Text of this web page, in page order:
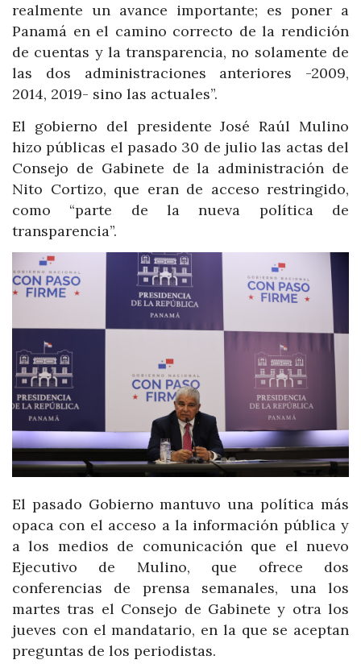
realmente un avance importante; es poner a
Panamá en el camino correcto de la rendición
de cuentas y la transparencia, no solamente de
las dos administraciones anteriores -2009,
2014, 2019- sino las actuales”.
El gobierno del presidente José Raúl Mulino
hizo públicas el pasado 30 de julio las actas del
Consejo de Gabinete de la administración de
Nito Cortizo, que eran de acceso restringido,
como “parte de la nueva política de
transparencia”.
El pasado Gobierno mantuvo una política más
opaca con el acceso a la información pública y
a los medios de comunicación que el nuevo
Ejecutivo de Mulino, que ofrece dos
conferencias de prensa semanales, una los
martes tras el Consejo de Gabinete y otra los
jueves con el mandatario, en la que se aceptan
preguntas de los periodistas.